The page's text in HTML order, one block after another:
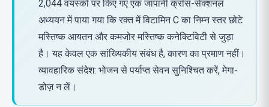
2,044 वयस्कों पर किए गए एक जापानी क्रॉस-सेक्शनल
अध्ययन में पाया गया कि रक्त में विटामिन C का निम्न स्तर छोटे
मस्तिष्क आयतन और कमजोर मस्तिष्क कनेक्टिविटी से जुड़ा
है। यह केवल एक सांख्यिकीय संबंध है, कारण का प्रमाण नहीं।
व्यावहारिक संदेश: भोजन से पर्याप्त सेवन सुनिश्चित करें, मेगा-
डोज़ न लें।